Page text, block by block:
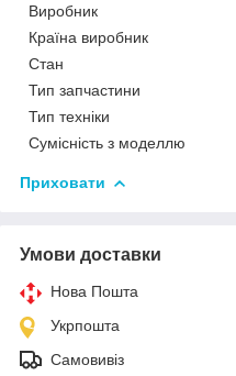
Виробник
Країна виробник
Стан
Тип запчастини
Тип техніки
Сумісність з моделлю
Приховати
Умови доставки
Нова Пошта
Укрпошта
Самовивіз